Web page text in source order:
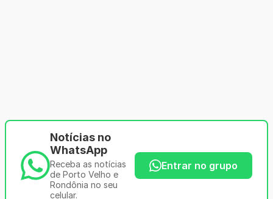
Notícias no
WhatsApp
Receba as notícias
de Porto Velho e
Rondônia no seu
celular.
Entrar no grupo